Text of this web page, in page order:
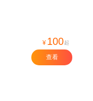
¥ 100起
查看